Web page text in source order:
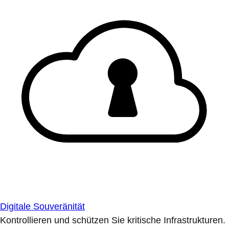
Digitale Souveränität
Kontrollieren und schützen Sie kritische Infrastrukturen.